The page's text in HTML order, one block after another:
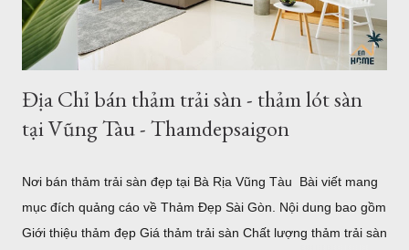
chiều ngang - chiều dài từ 3m - 3,5m. Hoặc b...
Địa Chỉ bán thảm trải sàn - thảm lót sàn
tại Vũng Tàu - Thamdepsaigon
Nơi bán thảm trải sàn đẹp tại Bà Rịa Vũng Tàu Bài viết mang
mục đích quảng cáo về Thảm Đẹp Sài Gòn. Nội dung bao gồm
Giới thiệu thảm đẹp Giá thảm trải sàn Chất lượng thảm trải sàn